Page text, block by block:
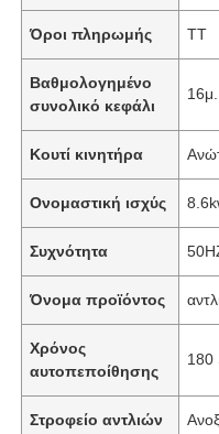
Όροι πληρωμής TT
Βαθμολογημένο
συνολικό κεφάλι
16μ.
Κουτί κινητήρα
Ονομαστική ισχύς
Συχνότητα
Όνομα προϊόντος
Χρόνος
αυτοπεποίθησης
180
Στροφείο αντλιών